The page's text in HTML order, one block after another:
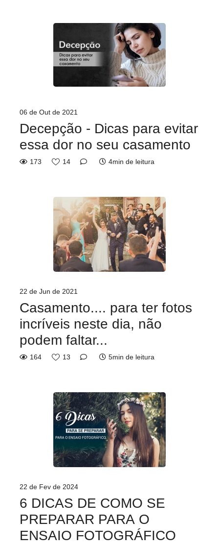
06 de Out de 2021
Decepção - Dicas para evitar
essa dor no seu casamento
173 14 4min de leitura
22 de Jun de 2021
Casamento.... para ter fotos
incríveis neste dia, não
podem faltar...
164 13 5min de leitura
22 de Fev de 2024
6 DICAS DE COMO SE
PREPARAR PARA O
ENSAIO FOTOGRÁFICO